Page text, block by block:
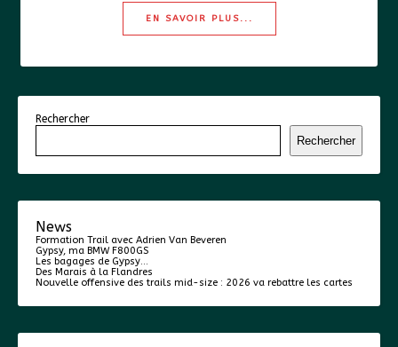
EN SAVOIR PLUS...
Rechercher
Rechercher
News
Formation Trail avec Adrien Van Beveren
Gypsy, ma BMW F800GS
Les bagages de Gypsy…
Des Marais à la Flandres
Nouvelle offensive des trails mid-size : 2026 va rebattre les cartes